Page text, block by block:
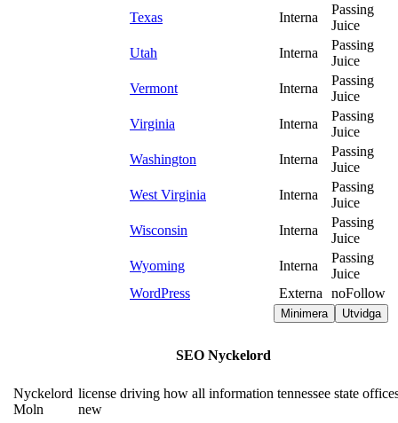
Texas
Interna
Passing
Juice
Utah
Interna
Passing
Juice
Vermont
Interna
Passing
Juice
Virginia
Interna
Passing
Juice
Washington
Interna
Passing
Juice
West Virginia
Interna
Passing
Juice
Wisconsin
Interna
Passing
Juice
Wyoming
Interna
Passing
Juice
WordPress
Externa noFollow
Utvidga
Minimera
SEO Nyckelord
Nyckelord
Moln
license driving how all information tennessee state
new